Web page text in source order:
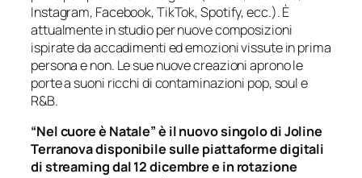
Instagram, Facebook, TikTok, Spotify, ecc.). È
attualmente in studio per nuove composizioni
ispirate da accadimenti ed emozioni vissute in prima
persona e non. Le sue nuove creazioni aprono le
porte a suoni ricchi di contaminazioni pop, soul e
R&B.
“Nel cuore è Natale” è il nuovo singolo di Joline
Terranova disponibile sulle piattaforme digitali
di streaming dal 12 dicembre e in rotazione